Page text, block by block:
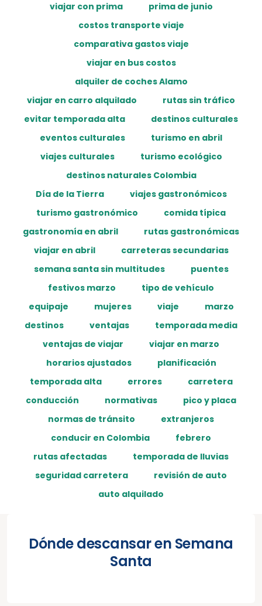
viajar con prima
prima de junio
costos transporte viaje
comparativa gastos viaje
viajar en bus costos
alquiler de coches Alamo
viajar en carro alquilado
rutas sin tráfico
evitar temporada alta
destinos culturales
eventos culturales
turismo en abril
viajes culturales
turismo ecológico
destinos naturales Colombia
Día de la Tierra
viajes gastronómicos
turismo gastronómico
comida típica
gastronomía en abril
rutas gastronómicas
viajar en abril
carreteras secundarias
semana santa sin multitudes
puentes
festivos marzo
tipo de vehículo
equipaje
mujeres viaje
marzo
destinos
ventajas
temporada media
ventajas de viajar
viajar en marzo
horarios ajustados
planificación
temporada alta
errores
carretera
conducción
normativas
pico y placa
normas de tránsito
extranjeros
conducir en Colombia
febrero
rutas afectadas
temporada de lluvias
seguridad carretera
revisión de auto
auto alquilado
Dónde descansar en Semana
Santa